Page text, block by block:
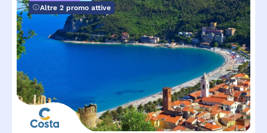
Altre 2 promo attive